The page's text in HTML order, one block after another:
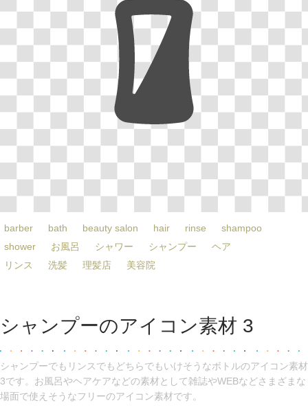
barber bath beauty salon hair rinse
shampoo
shower
お風呂 シャワー シャンプー
ヘア
リンス
洗髪 理髪店 美容院
シャンプーのアイコン素材 3
シャンプーでもリンスでもどちらでもいけそうなボトルのアイコン素材
3です。お風呂やヘアケアなどの素材として雑誌やWEBなどさまざまな
場面で使えそうなフリーのアイコン素材です。